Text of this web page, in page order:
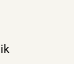
und
sie den